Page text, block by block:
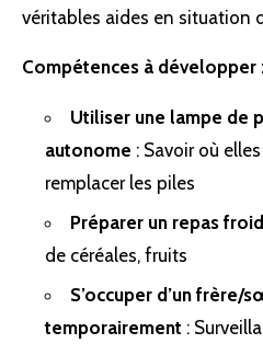
véritables aides en situation
Compétences à développer
Utiliser une lampe de
autonome : Savoir où
remplacer les piles
Préparer un repas
de céréales, fruits
S’occuper d’un frère/
temporairement :